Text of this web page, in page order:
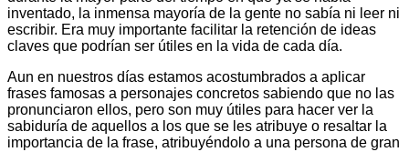
inventado, la inmensa mayoría de la gente no sabía ni leer ni
escribir. Era muy importante facilitar la retención de ideas
claves que podrían ser útiles en la vida de cada día.
Aun en nuestros días estamos acostumbrados a aplicar
frases famosas a personajes concretos sabiendo que no las
pronunciaron ellos, pero son muy útiles para hacer ver la
sabiduría de aquellos a los que se les atribuye o resaltar la
importancia de la frase, atribuyéndolo a una persona de gran